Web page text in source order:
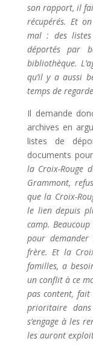
son rapport, il
récupérés. Et
mal : des
déportés par
bibliothèque.
qu’il y a aussi
temps de
Il demande
archives en
listes de
documents
la Croix-Rouge
Grammont,
que la Croix-
le lien depuis
camp.
pour
frère. Et la
familles, a
un conflit à ce
pas content,
prioritaire
s’engage à les
les auront